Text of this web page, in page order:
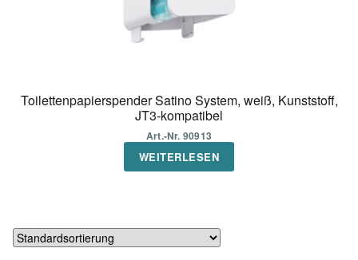
Toilettenpapierspender Satino System, weiß, Kunststoff,
JT3-kompatibel
Art.-Nr. 90913
WEITERLESEN